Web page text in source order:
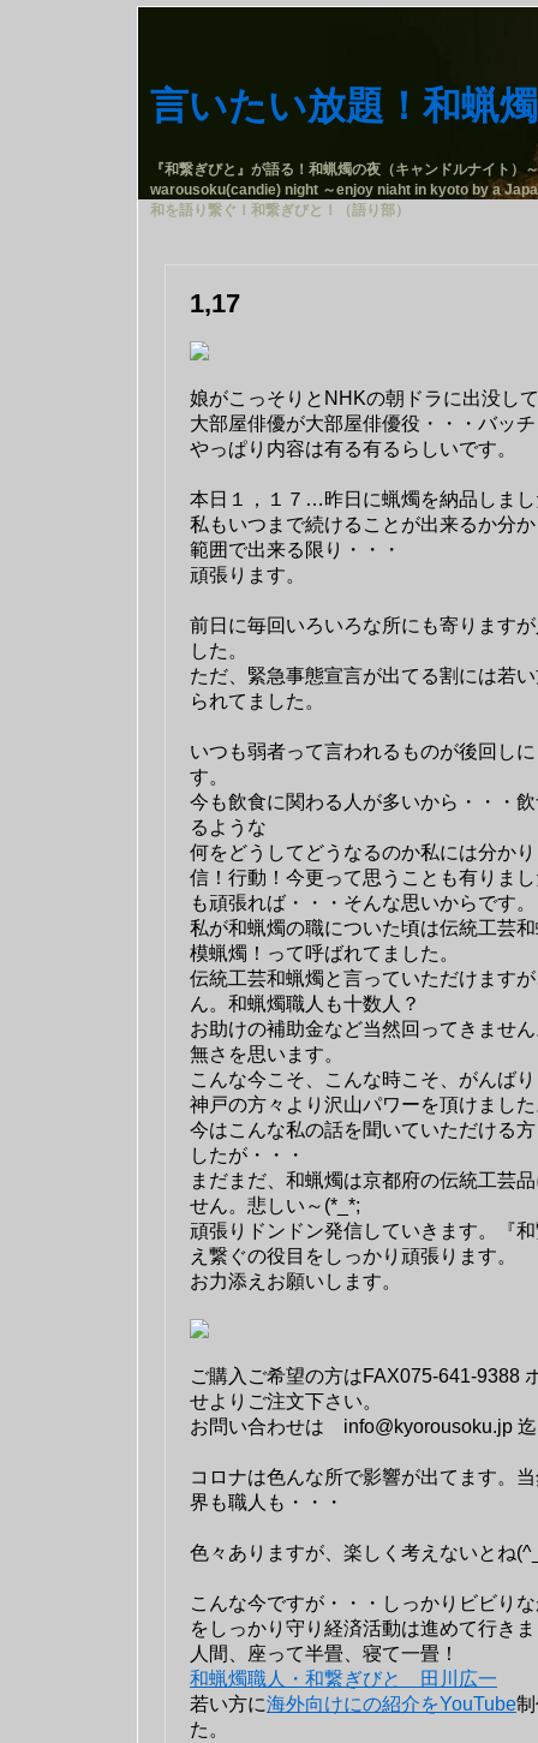
言いたい放題！和蝋
『和繋ぎびと』が語る！和蝋燭の夜（キャンドルナイト）
warousoku(candie) night ～enjoy niaht in kyoto by a
和を語り繋ぐ！和繋ぎびと！（語り部）
1,17
娘がこっそりとNHKの朝ドラに出没し
大部屋俳優が大部屋俳優役・・・バッ
やっぱり内容は有る有るらしいです。
本日１，１７…昨日に蝋燭を納品しま
私もいつまで続けることが出来るか分
範囲で出来る限り・・・
頑張ります。
前日に毎回いろいろな所にも寄ります
した。
ただ、緊急事態宣言が出てる割には若
られてました。
いつも弱者って言われるものが後回し
す。
今も飲食に関わる人が多いから・・・
るような
何をどうしてどうなるのか私には分か
信！行動！今更って思うことも有りま
も頑張れば・・・そんな思いからです。
私が和蝋燭の職についた頃は伝統工芸
模蝋燭！って呼ばれてました。
伝統工芸和蝋燭と言っていただけます
ん。和蝋燭職人も十数人？
お助けの補助金など当然回ってきませ
無さを思います。
こんな今こそ、こんな時こそ、がんば
神戸の方々より沢山パワーを頂けまし
今はこんな私の話を聞いていただける
したが・・・
まだまだ、和蝋燭は京都府の伝統工芸
せん。悲しい～(*_*;
頑張りドンドン発信していきます。『
え繋ぐの役目をしっかり頑張ります。
お力添えお願いします。
ご購入ご希望の方はFAX075-641-9388
せよりご注文下さい。
お問い合わせは info@kyorousoku.jp 迄
コロナは色んな所で影響が出てます。
界も職人も・・・
色々ありますが、楽しく考えないとね
こんな今ですが・・・しっかりビビり
をしっかり守り経済活動は進めて行き
人間、座って半畳、寝て一畳！
和蝋燭職人・和繋ぎびと 田川広一
若い方に海外向けにの紹介をYouTube
た。